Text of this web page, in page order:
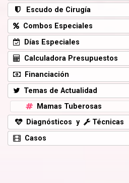
Escudo de Cirugía
Combos Especiales
Días Especiales
Calculadora Presupuestos
Financiación
Temas de Actualidad
Mamas Tuberosas
Diagnósticos y
Técnicas
Casos